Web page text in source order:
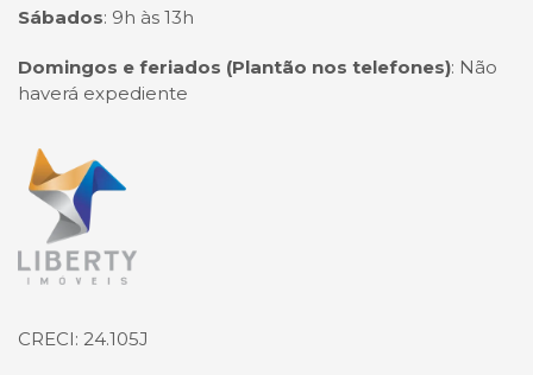
Sábados: 9h às 13h
Domingos e feriados (Plantão nos telefones): Não
haverá expediente
Página inicial
CRECI: 24.105J